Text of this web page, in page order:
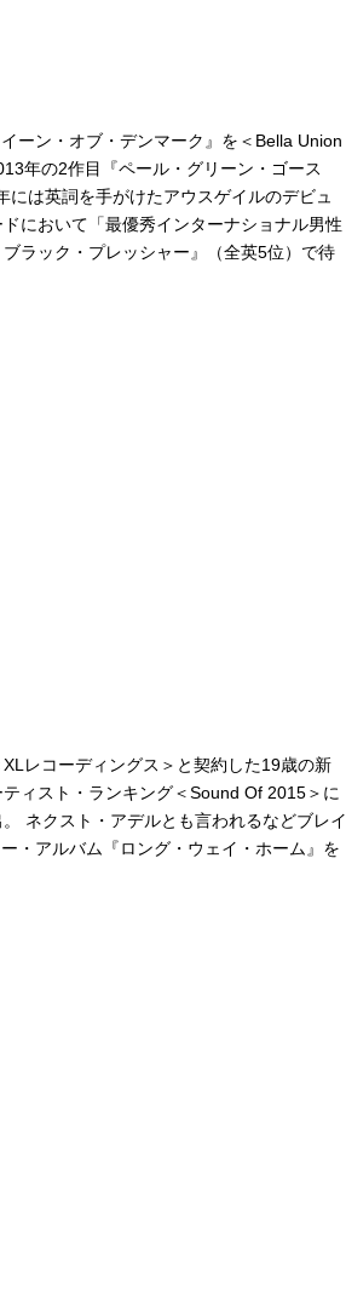
ーン・オブ・デンマーク』を＜Bella Union
年の2作目『ペール・グリーン・ゴース
は英詞を手がけたアウスゲイルのデビュ
において「最優秀インターナショナル男性
ラック・プレッシャー』（全英5位）で待
レコーディングス＞と契約した19歳の新
ィスト・ランキング＜Sound Of 2015＞に
ネクスト・アデルとも言われるなどブレイ
・アルバム『ロング・ウェイ・ホーム』を